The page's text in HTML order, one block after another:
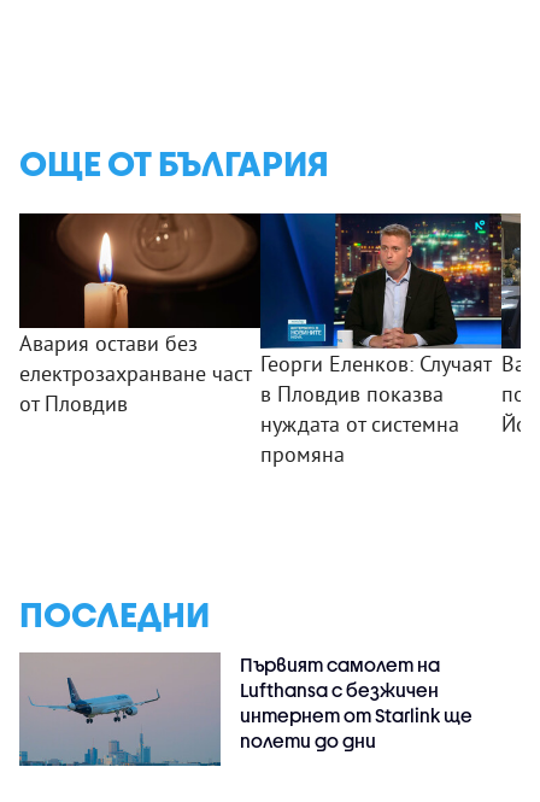
ОЩЕ ОТ БЪЛГАРИЯ
Авария остави без
електрозахранване част
от Пловдив
Георги Еленков: Случаят
в Пловдив показва
нуждата от системна
промяна
ПОСЛЕДНИ
Първият самолет на
Lufthansa с безжичен
интернет от Starlink ще
полети до дни